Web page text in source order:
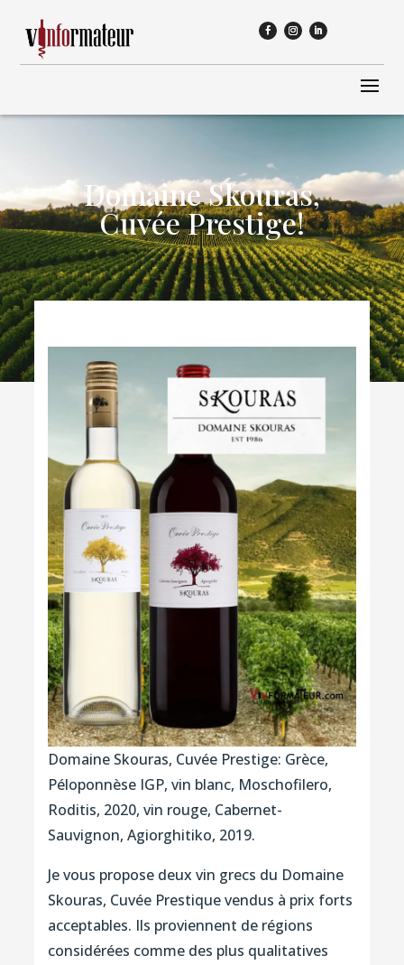
Domaine Skouras,
Cuvée Prestige!
Domaine Skouras, Cuvée Prestige: Grèce,
Péloponnèse IGP, vin blanc, Moschofilero,
Roditis, 2020, vin rouge, Cabernet-
Sauvignon, Agiorghitiko, 2019.
Je vous propose deux vin grecs du Domaine
Skouras, Cuvée Prestique vendus à prix forts
acceptables. Ils proviennent de régions
considérées comme des plus qualitatives